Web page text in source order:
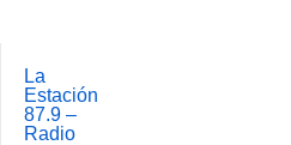
La
Estación
87.9 –
Radio